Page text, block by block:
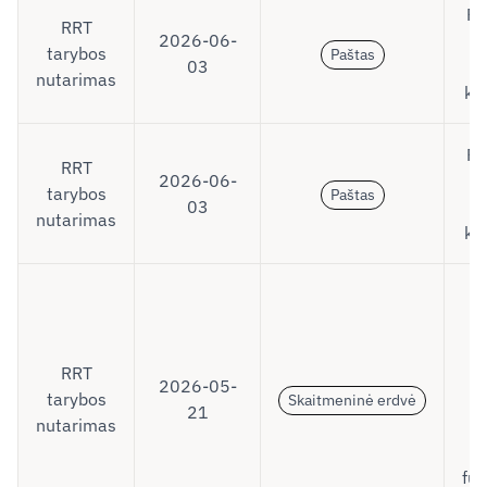
RRT
tarybos
nutarimas
2026-06-
03
Paštas
RRT
tarybos
nutarimas
2026-06-
03
Paštas
RRT
tarybos
nutarimas
2026-05-
21
Skaitmeninė erdvė